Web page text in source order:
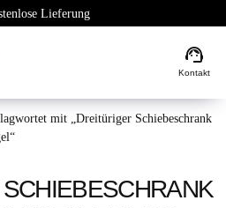
Lieferung
support_agent
Kontakt
mit „Dreitüriger Schiebeschrank